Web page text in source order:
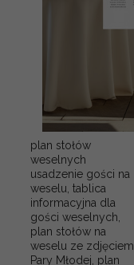
plan stołów
weselnych
usadzenie gości na
weselu, tablica
informacyjna dla
gości weselnych,
plan stołów na
weselu ze zdjęciem
Pary Młodej, plan